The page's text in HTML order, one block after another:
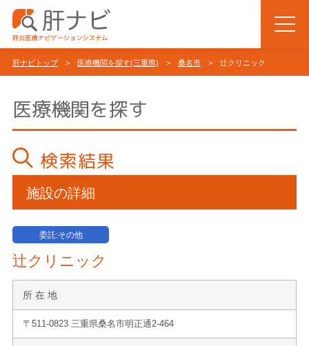
肝ナビトップ> 医療機関を探す(三重県) > 桑名市 > 辻クリニック
医療機関を探す
検索結果
施設の詳細
委託:その他
辻クリニック
所 在 地
〒511-0823 三重県桑名市明正通2-464